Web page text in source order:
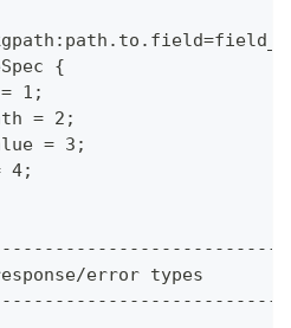
{
1;
= 2;
= 3;
4;
error types